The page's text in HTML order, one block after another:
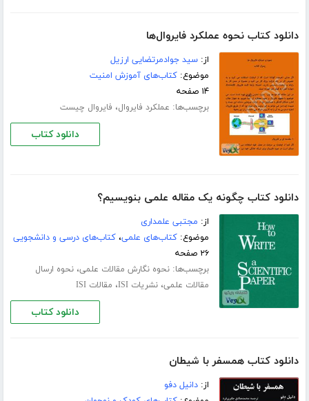
دانلود کتاب نحوه عملکرد فایروال‌ها
از:سید جوادمرتضایی ارزیل
موضوع:کتاب‌های آموزش امنیت
۱۴ صفحه
برچسب‌ها: عملکرد فایروال‌، فایروال چیست
دانلود کتاب
دانلود کتاب چگونه یک مقاله علمی بنویسیم؟
از: مجتبی علمداری
موضوع:کتاب‌های علمی،کتاب‌های درسی و دانشجویی
۲۶ صفحه
برچسب‌ها:نحوه نگارش مقالات علمی،نحوه ارسال
مقالات علمی،نشریات ISI ، مقالات ISI
دانلود کتاب
دانلود کتاب همسفر با شیطان
از:دانیل دفو